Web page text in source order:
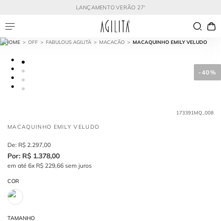
LANÇAMENTO VERÃO 27'
OFF FABULOUS AGILITÀ MACACÃO MACAQUINHO EMILY VELUDO
-40%
173391MQ_008
MACAQUINHO EMILY VELUDO
R$ 2.297,00
R$ 1.378,00
em até 6x R$ 229,66 sem juros
COR
TAMANHO